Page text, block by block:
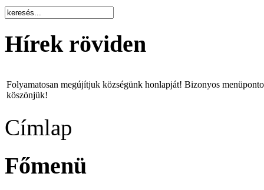
Hírek röviden
Folyamatosan megújítjuk községünk honlapját! Bizonyos
köszönjük!
Címlap
Főmenü